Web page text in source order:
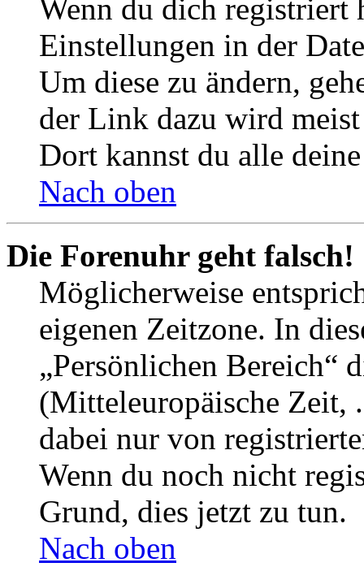
Wenn du dich registriert
Einstellungen in der
Um diese zu ändern,
der Link dazu wird
Dort kannst du alle
Nach oben
Die Forenuhr geht falsch!
Möglicherweise
eigenen Zeitzone. In
„Persönlichen Bereich“
(Mitteleuropäische Zeit,
dabei nur von
Wenn du noch nicht
Grund, dies jetzt zu tun.
Nach oben